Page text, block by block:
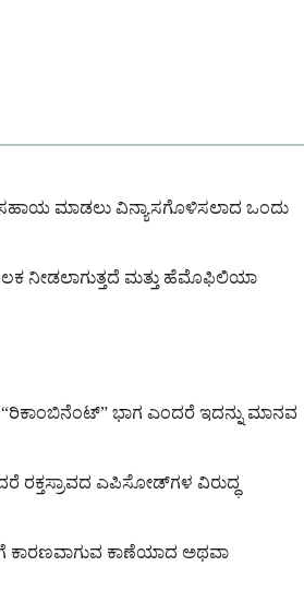
ಮಾಡಲು ವಿನ್ಯಾಸಗೊಳಿಸಲಾದ ಒಂದು
ನೀಡಲಾಗುತ್ತದೆ ಮತ್ತು ಹೆಮೊಫಿಲಿಯಾ
“ರಿಕಾಂಬಿನೆಂಟ್” ಭಾಗ ಎಂದರೆ ಇದನ್ನು ಮಾನವ
ರಕ್ತಸ್ರಾವದ ಎಪಿಸೋಡ್‌ಗಳ ವಿರುದ್ಧ
ಕಾರಣವಾಗುವ ಕಾಣೆಯಾದ ಅಥವಾ